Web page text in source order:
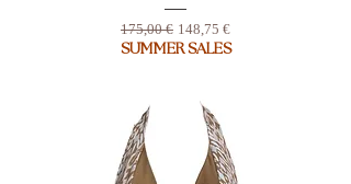
Prix original
175,00 € Prix promotionnel
148,75 €
SUMMER SALES